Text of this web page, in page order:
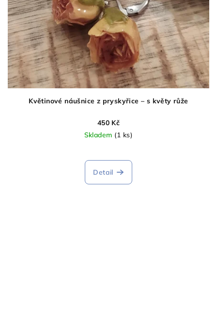
Květinové náušnice z pryskyřice – s květy růže
450 Kč
Skladem (1 ks)
Detail